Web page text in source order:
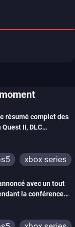
résumé complet des
II, DLC
xbox series
switch 2
avec un tout
la conférence